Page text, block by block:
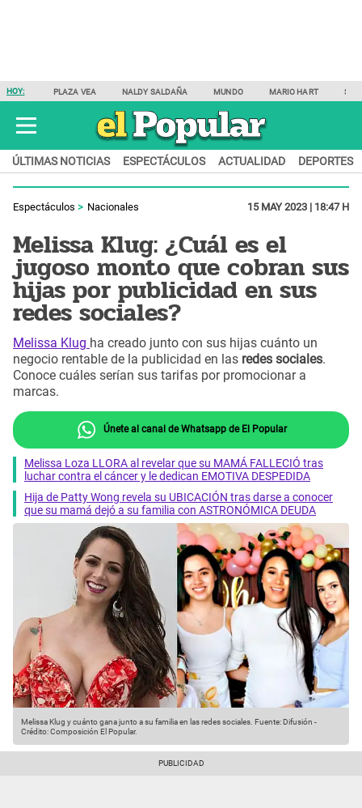
HOY: PLAZA VEA NALDY SALDAÑA MUNDO MARIO HART
ÚLTIMAS NOTICIAS ESPECTÁCULOS ACTUALIDAD DEPORTES
Espectáculos Nacionales 15 MAY 2023 | 18:47 H
Melissa Klug: ¿Cuál es el
jugoso monto que cobran sus
hijas por publicidad en sus
redes sociales?
Melissa Klug ha creado junto con sus hijas cuánto un
negocio rentable de la publicidad en las redes sociales.
Conoce cuáles serían sus tarifas por promocionar a
marcas.
Únete al canal de Whatsapp de El Popular
Melissa Loza LLORA al revelar que su MAMÁ FALLECIÓ tras
luchar contra el cáncer y le dedican EMOTIVA DESPEDIDA
Hija de Patty Wong revela su UBICACIÓN tras darse a conocer
que su mamá dejó a su familia con ASTRONÓMICA DEUDA
Melissa Klug y cuánto gana junto a su familia en las redes sociales. Fuente: Difusión -
Crédito: Composición El Popular.